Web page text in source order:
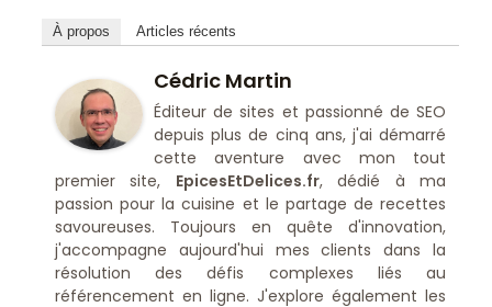
À propos Articles récents
Cédric Martin
Éditeur de sites et passionné de SEO
depuis plus de cinq ans, j'ai démarré
cette aventure avec mon tout
premier site, EpicesEtDelices.fr, dédié à ma
passion pour la cuisine et le partage de recettes
savoureuses. Toujours en quête d'innovation,
j'accompagne aujourd'hui mes clients dans la
résolution des défis complexes liés au
référencement en ligne. J'explore également les